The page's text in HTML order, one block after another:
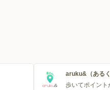
aruku&（ある
歩いてポイント